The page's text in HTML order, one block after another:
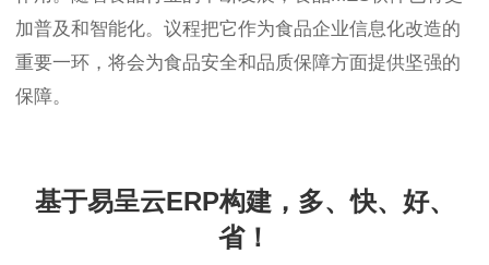
加普及和智能化。议程把它作为食品企业信息化改造的
重要一环，将会为食品安全和品质保障方面提供坚强的
保障。
基于易呈云ERP构建，多、快、好、
省！